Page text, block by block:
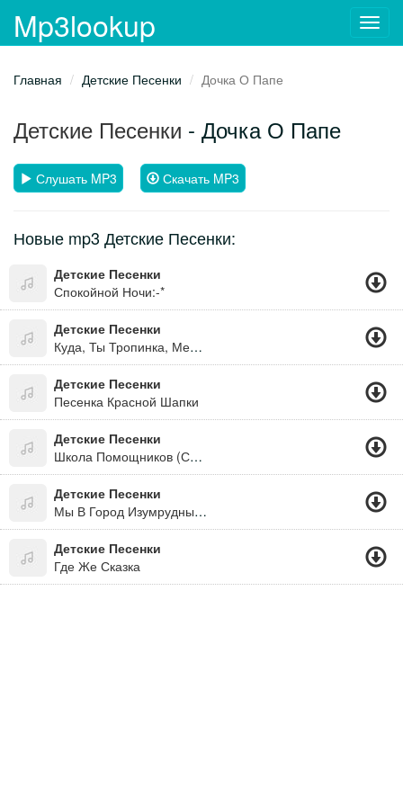
Mp3lookup
Главная Детские Песенки Дочка О Папе
Детские Песенки - Дочка О Папе
Слушать MP3 Скачать MP3
Новые mp3 Детские Песенки:
Детские Песенки
Спокойной Ночи:-*
Детские Песенки
Куда, Ты Тропинка, Меня Привела ?
Детские Песенки
Песенка Красной Шапки
Детские Песенки
Школа Помощников (Сто Улыбок)
Детские Песенки
Мы В Город Изумрудный Идём Дорогой Трудной...
Детские Песенки
Где Же Сказка